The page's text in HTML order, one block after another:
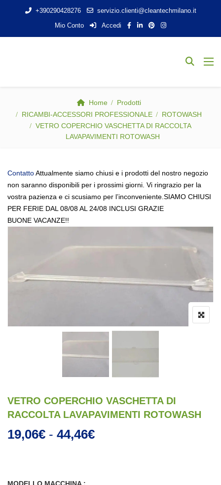
+390290428276
servizio.clienti@cleantechmilano.it
Mio Conto
Accedi
Home
Prodotti
RICAMBI-ACCESSORI PROFESSIONALE
ROTOWASH
VETRO COPERCHIO VASCHETTA DI RACCOLTA
LAVAPAVIMENTI ROTOWASH
ContattoAttualmente siamo chiusi e i prodotti del nostro negozio
non saranno disponibili per i prossimi giorni. Vi ringrazio per la
vostra pazienza e ci scusiamo per l’inconveniente.SIAMO CHIUSI
PER FERIE DAL 08/08 AL 24/08 INCLUSI GRAZIE
BUONE VACANZE!!
VETRO COPERCHIO VASCHETTA DI
RACCOLTA LAVAPAVIMENTI ROTOWASH
19,06€ - 44,46€Fascia di prezzo: da